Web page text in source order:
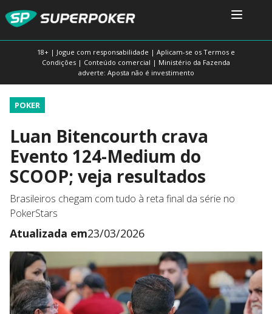
18+ | Jogue com responsabilidade | Aplicam-se os Termos e
Condições | Conteúdo comercial | Ministério da Fazenda
adverte: Aposta não é investimento
POKER
Luan Bitencourth crava
Evento 124-Medium do
SCOOP; veja resultados
Brasileiros chegam com tudo à reta final da série no
PokerStars
Atualizada em23/03/2026